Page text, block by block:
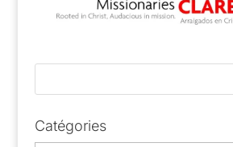
Catégories